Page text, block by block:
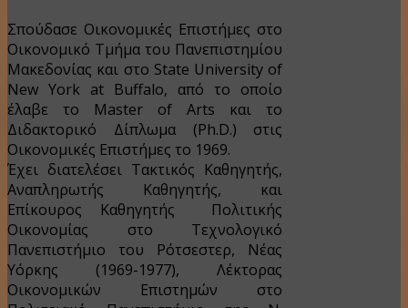
Σπούδασε Οικονομικές Επιστήμες στο
Οικονομικό Τμήμα του Πανεπιστημίου
Μακεδονίας και στο State University of
New York at Buffalo, από το οποίο
έλαβε το Master of Arts και το
Διδακτορικό Δίπλωμα (Ph.D.) στις
Οικονομικές Επιστήμες το 1969.
Έχει διατελέσει Τακτικός Καθηγητής,
Αναπληρωτής Καθηγητής, και
Επίκουρος Καθηγητής Πολιτικής
Οικονομίας στο Τεχνολογικό
Πανεπιστήμιο του Ρότσεστερ, Νέας
Υόρκης (1969-1977), Λέκτορας
Οικονομικών Επιστημών στο